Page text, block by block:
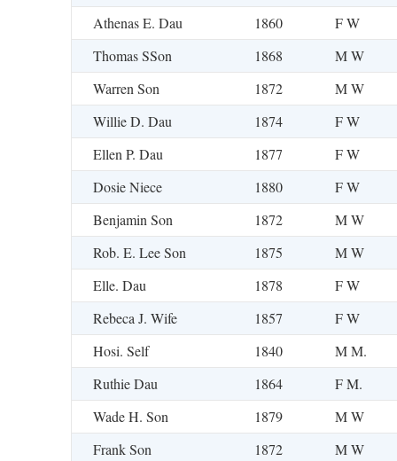
Athenas E. Dau
1860
F W
Thomas SSon
1868
M W
Warren Son
1872
M W
Willie D. Dau
1874
F W
Ellen P. Dau
1877
F W
Dosie Niece
1880
F W
Benjamin Son
1872
M W
Rob. E. Lee Son
1875
M W
Elle. Dau
1878
F W
Rebeca J. Wife
1857
F W
Hosi. Self
1840
M M.
Ruthie Dau
1864
F M.
Wade H. Son
1879
M W
Frank Son
1872 M W